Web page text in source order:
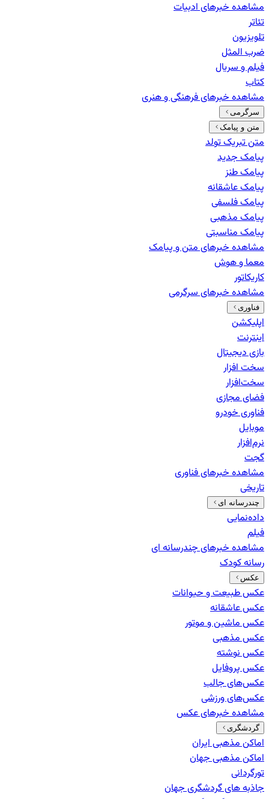
مشاهده خبرهایادبیات
تئاتر
تلویزیون
ضرب المثل
فیلم و سریال
کتاب
مشاهده خبرهایفرهنگی و هنری
سرگرمی
متن و پیامک
متن تبریک تولد
پیامک جدید
پیامک طنز
پیامک عاشقانه
پیامک فلسفی
پیامک مذهبی
پیامک مناسبتی
مشاهده خبرهایمتن و پیامک
معما و هوش
کاریکاتور
مشاهده خبرهایسرگرمی
فناوری
اپلیکشن
اینترنت
بازی دیجیتال
سخت افزار
سخت‌افزار
فضای مجازی
فناوری خودرو
موبایل
نرم‌افزار
گجت
مشاهده خبرهایفناوری
تاریخی
چندرسانه ای
داده‌نمایی
فیلم
مشاهده خبرهایچندرسانه ای
رسانه کودک
عکس
عکس طبیعت و حیوانات
عکس عاشقانه
عکس ماشین و موتور
عکس مذهبی
عکس نوشته
عکس پروفایل
عکس‌های جالب
عکس‌های ورزشی
مشاهده خبرهایعکس
گردشگری
اماکن مذهبی ایران
اماکن مذهبی جهان
تورگردانی
جاذبه های گردشگری جهان